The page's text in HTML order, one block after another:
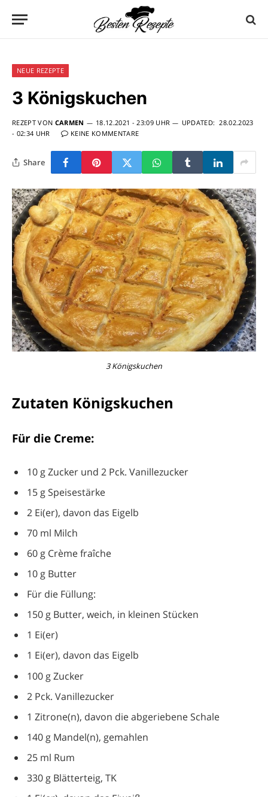
NEUE REZEPTE
3 Königskuchen
REZEPT VON CARMEN 18.12.2021 - 23:09 UHR UPDATED: 28.02.2023
- 02:34 UHR
KEINE KOMMENTARE
Share
3 Königskuchen
Zutaten Königskuchen
Für die Creme:
10 g Zucker und 2 Pck. Vanillezucker
15 g Speisestärke
2 Ei(er), davon das Eigelb
70 ml Milch
60 g Crème fraîche
10 g Butter
Für die Füllung:
150 g Butter, weich, in kleinen Stücken
1 Ei(er)
1 Ei(er), davon das Eigelb
100 g Zucker
2 Pck. Vanillezucker
1 Zitrone(n), davon die abgeriebene Schale
140 g Mandel(n), gemahlen
25 ml Rum
330 g Blätterteig, TK